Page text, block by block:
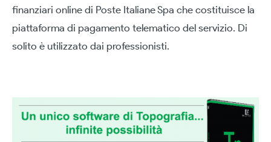
finanziari online di Poste Italiane Spa che costituisce la
piattaforma di pagamento telematico del servizio. Di
solito è utilizzato dai professionisti.